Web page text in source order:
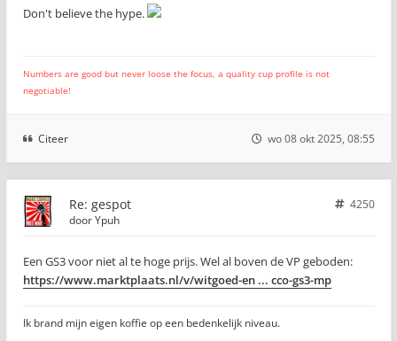
Don't believe the hype.
Numbers are good but never loose the focus, a quality cup profile is not
negotiable!
Citeer wo 08 okt 2025, 08:55
Re: gespot
4250
doorYpuh
Een GS3 voor niet al te hoge prijs. Wel al boven de VP geboden:
https://www.marktplaats.nl/v/witgoed-en ... cco-gs3-mp
Ik brand mijn eigen koffie op een bedenkelijk niveau.